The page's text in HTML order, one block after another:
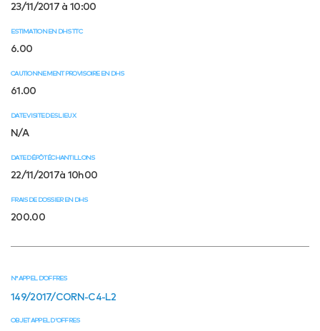
23/11/2017 à 10:00
ESTIMATION EN DHS TTC
6.00
CAUTIONNEMENT PROVISOIRE EN DHS
61.00
DATE VISITE DES LIEUX
N/A
DATE DÉPÔT ÉCHANTILLONS
22/11/2017à 10h00
FRAIS DE DOSSIER EN DHS
200.00
N° APPEL D’OFFRES
149/2017/CORN-C4-L2
OBJET APPEL D'OFFRES